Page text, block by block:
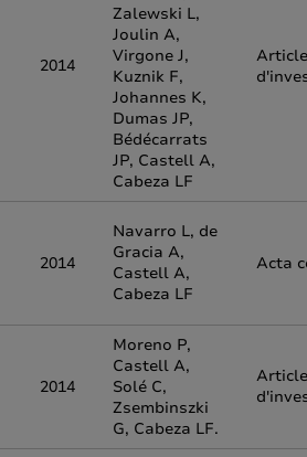
2014
Zalewski L,
Joulin A,
Virgone J,
Kuznik F,
Johannes K,
Dumas JP,
Bédécarrats
JP, Castell A,
Cabeza LF
Article
2014
Navarro L, de
Gracia A,
Castell A,
Cabeza LF
Acta
2014
Moreno P,
Castell A,
Solé C,
Zsembinszki
G, Cabeza LF.
Article